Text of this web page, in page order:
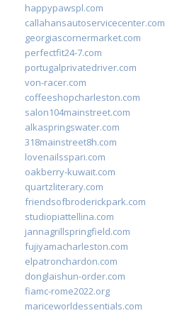
happypawspl.com
callahansautoservicecenter.com
georgiascornermarket.com
perfectfit24-7.com
portugalprivatedriver.com
von-racer.com
coffeeshopcharleston.com
salon104mainstreet.com
alkaspringswater.com
318mainstreet8h.com
lovenailsspari.com
oakberry-kuwait.com
quartzliterary.com
friendsofbroderickpark.com
studiopiattellina.com
jannagrillspringfield.com
fujiyamacharleston.com
elpatronchardon.com
donglaishun-order.com
fiamc-rome2022.org
mariceworldessentials.com